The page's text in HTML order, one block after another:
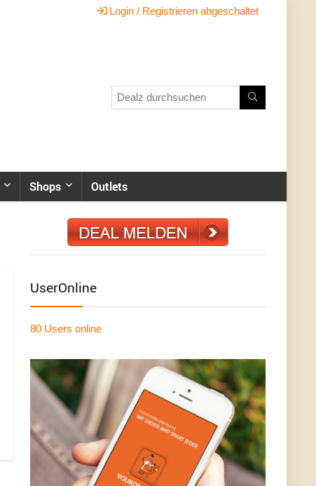
Login / Registrieren abgeschaltet
Shops Outlets
UserOnline
80 Users online